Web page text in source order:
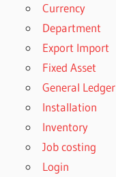
Currency
Department
Export Import
Fixed Asset
General Ledger
Installation
Inventory
Job costing
Login